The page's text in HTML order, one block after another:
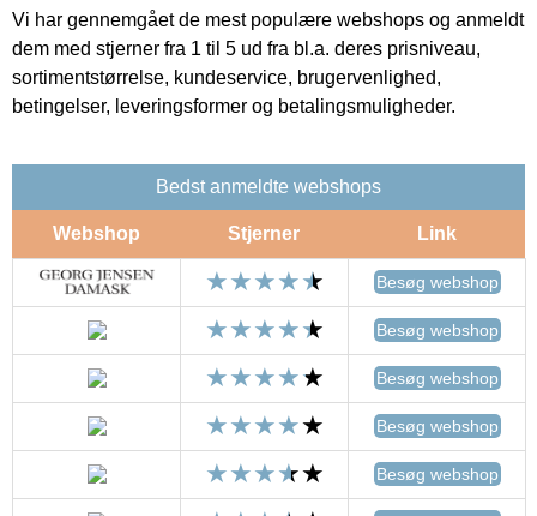
Vi har gennemgået de mest populære webshops og anmeldt
dem med stjerner fra 1 til 5 ud fra bl.a. deres prisniveau,
sortimentstørrelse, kundeservice, brugervenlighed,
betingelser, leveringsformer og betalingsmuligheder.
Bedst anmeldte webshops
Webshop Stjerner Link
Besøg webshop
Besøg webshop
Besøg webshop
Besøg webshop
Besøg webshop